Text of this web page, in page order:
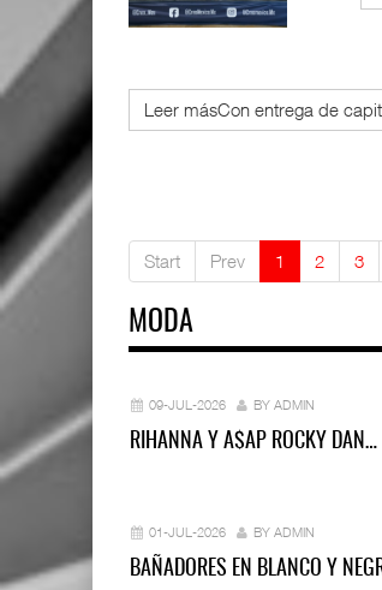
Leer másCon entrega de
Start Prev 1 2 3
MODA
09-JUL-2026 BY ADMIN
RIHANNA Y A$AP ROCKY DAN…
01-JUL-2026 BY ADMIN
BAÑADORES EN BLANCO Y